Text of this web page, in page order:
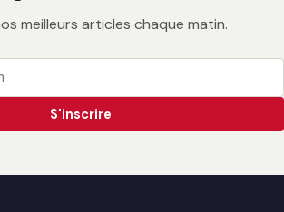
meilleurs articles chaque matin.
S'inscrire